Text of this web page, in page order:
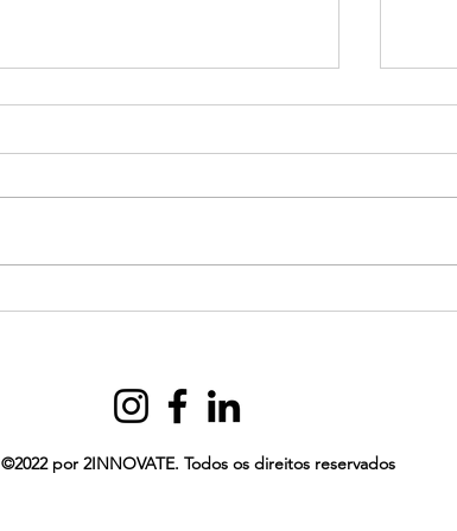
CUIDADO AO PACIENTE
©2022 por 2INNOVATE. Todos os direitos reservados